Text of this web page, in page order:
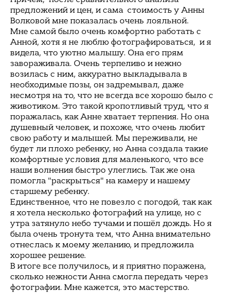
предложений и цен, и сама стоимость у Анны
Волковой мне показалась очень лояльной.
Мне самой было очень комфортно работать с
Анной, хотя я не люблю фотографироваться, и я
видела, что уютно малышу. Она его прям
завораживала. Очень терпеливо и нежно
возилась с ним, аккуратно выкладывала в
необходимые позы, он задремывал, даже
несмотря на то, что не всегда все хорошо было с
животиком. Это такой кропотливый труд, что я
поражалась, как Анне хватает терпения. Но она
душевный человек, и похоже, что очень любит
свою работу и малышей. Мы переживали, не
будет ли плохо ребенку, но Анна создала такие
комфортные условия для маленького, что все
наши волнения быстро улеглись. Так же она
помогла "раскрыться" на камеру и нашему
старшему ребенку.
Единственное, что не повезло с погодой, так как
я хотела несколько фотографий на улице, но с
утра затянуло небо тучами и пошёл дождь. Но я
была очень тронута тем, что Анна внимательно
отнеслась к моему желанию, и предложила
хорошее решение.
В итоге все получилось, и я приятно поражена,
сколько нежности Анна смогла передать через
фотографии. Мне кажется, это мастерство.